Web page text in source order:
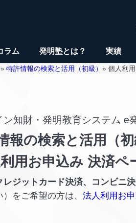
ラム 発明塾とは？ 実績
» 特許情報の検索と活用（初級） » 個人利
ン知財・発明教育システム e
報の検索と活用（初
用お申込み 決済ペ
ジットカード決済、コンビニ決
をご希望の方は、 法人利用お